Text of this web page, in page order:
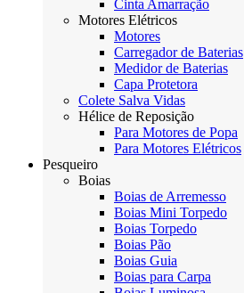
Cinta Amarração
Motores Elétricos
Motores
Carregador de Baterias
Medidor de Baterias
Capa Protetora
Colete Salva Vidas
Hélice de Reposição
Para Motores de Popa
Para Motores Elétricos
Pesqueiro
Boias
Boias de Arremesso
Boias Mini Torpedo
Boias Torpedo
Boias Pão
Boias Guia
Boias para Carpa